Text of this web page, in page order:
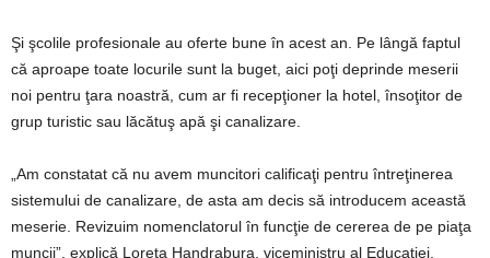
Şi şcolile profesionale au oferte bune în acest an. Pe lângă faptul
că aproape toate locurile sunt la buget, aici poţi deprinde meserii
noi pentru ţara noastră, cum ar fi recepţioner la hotel, însoţitor de
grup turistic sau lăcătuş apă şi canalizare.
„Am constatat că nu avem muncitori calificaţi pentru întreţinerea
sistemului de canalizare, de asta am decis să introducem această
meserie. Revizuim nomenclatorul în funcţie de cererea de pe piaţa
muncii”, explică Loreta Handrabura, viceministru al Educaţiei.